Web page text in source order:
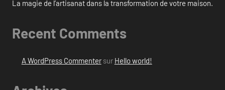
La magie de l’artisanat dans la transformation de votre maison.
Recent Comments
A WordPress Commentersur Hello world!